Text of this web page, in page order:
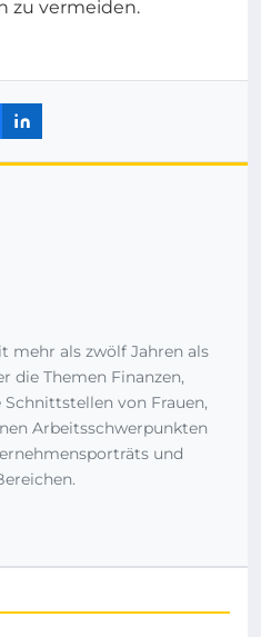
zu vermeiden.
mehr als zwölf Jahren als
die Themen Finanzen,
von Frauen,
Arbeitsschwerpunkten
und